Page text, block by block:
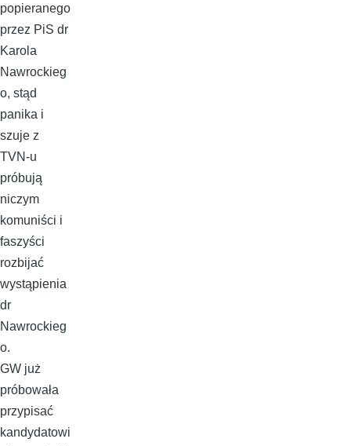
popieranego
przez PiS dr
Karola
Nawrockieg
o, stąd
panika i
szuje z
TVN-u
próbują
niczym
komuniści i
faszyści
rozbijać
wystąpienia
dr
Nawrockieg
o.
GW już
próbowała
przypisać
kandydatowi